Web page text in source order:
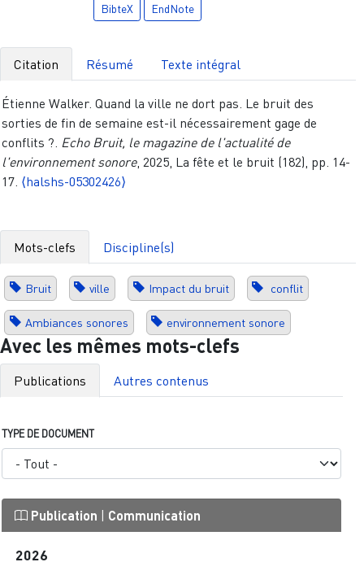
BibteX EndNote
Citation Résumé Texte intégral
Étienne Walker. Quand la ville ne dort pas. Le bruit des
sorties de fin de semaine est-il nécessairement gage de
conflits ?. Echo Bruit, le magazine de l'actualité de
l'environnement sonore, 2025, La fête et le bruit (182), pp. 14-
17. ⟨halshs-05302426⟩
Mots-clefs Discipline(s)
Bruit ville Impact du bruit conflit
Ambiances sonores environnement sonore
Avec les mêmes mots-clefs
Publications Autres contenus
TYPE DE DOCUMENT
Publication | Communication
2026